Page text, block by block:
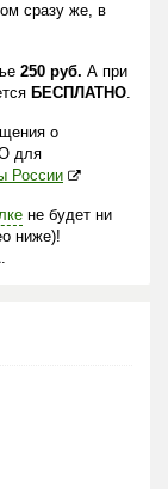
сразу же, в
250 руб. А при
БЕСПЛАТНО.
о
для
России
не будет ни
ниже)!